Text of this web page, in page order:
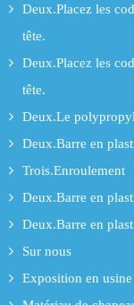
Deux.Placez les
tête.
Deux.Placez les
tête.
Deux.Le
Deux.Barre en
Trois.Enroulement
Deux.Barre en
Deux.Barre en
Sur nous
Exposition en usine